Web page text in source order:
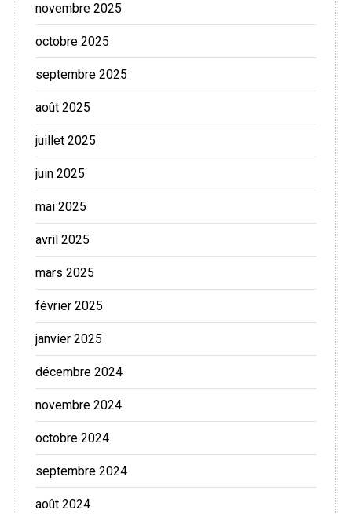
novembre 2025
octobre 2025
septembre 2025
août 2025
juillet 2025
juin 2025
mai 2025
avril 2025
mars 2025
février 2025
janvier 2025
décembre 2024
novembre 2024
octobre 2024
septembre 2024
août 2024